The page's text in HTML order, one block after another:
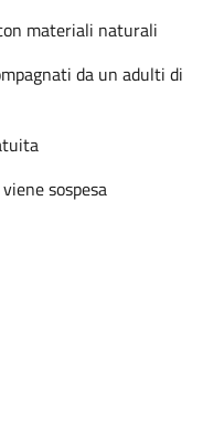
materiali naturali
da un adulti di
sospesa